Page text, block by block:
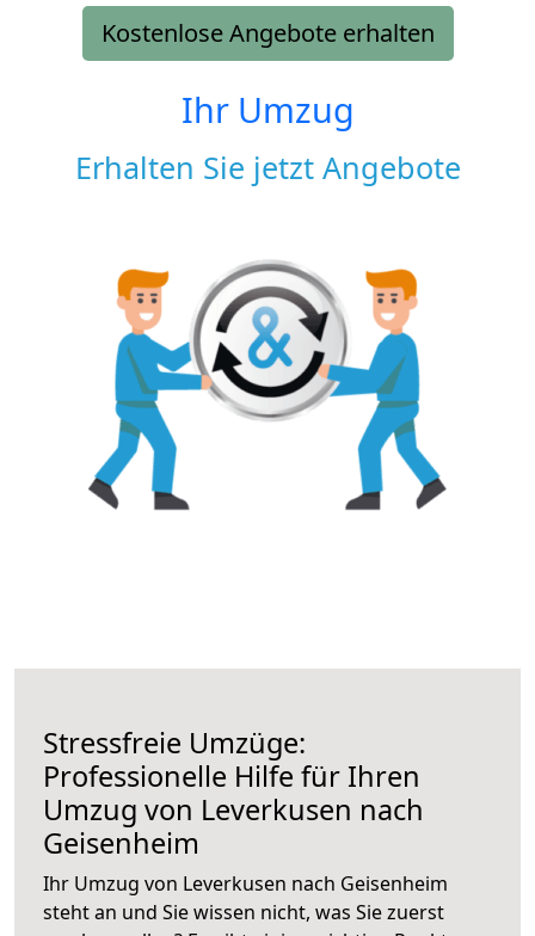
Kostenlose Angebote erhalten
Ihr Umzug
Erhalten Sie jetzt Angebote
Stressfreie Umzüge:
Professionelle Hilfe für Ihren
Umzug von Leverkusen nach
Geisenheim
Ihr Umzug von Leverkusen nach Geisenheim
steht an und Sie wissen nicht, was Sie zuerst